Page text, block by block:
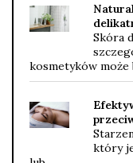
Skóra
kosmetyków może
który